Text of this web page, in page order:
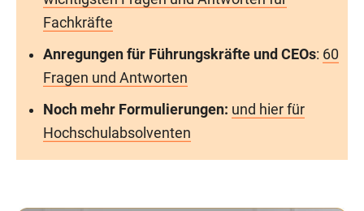
Fachkräfte
Anregungen für Führungskräfte und CEOs: 60
Fragen und Antworten
Noch mehr Formulierungen: und hier für
Hochschulabsolventen